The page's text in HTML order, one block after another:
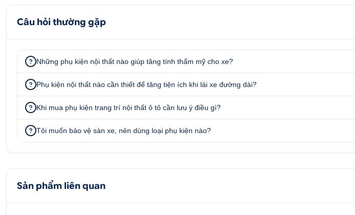
Câu hỏi thường gặp
Những phụ kiện nội thất nào giúp tăng tính thẩm mỹ cho xe?
Phụ kiện nội thất nào cần thiết để tăng tiện ích khi lái xe đường dài?
Khi mua phụ kiện trang trí nội thất ô tô cần lưu ý điều gì?
Tôi muốn bảo vệ sàn xe, nên dùng loại phụ kiện nào?
Sản phẩm liên quan